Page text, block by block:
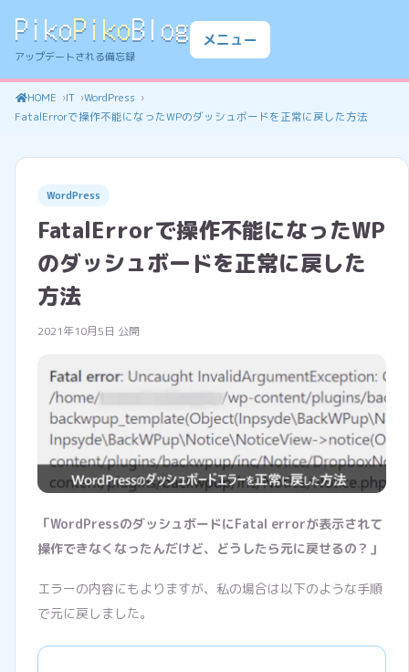
PikoPikoBlog
アップデートされる備忘録
メニュー
HOME IT
WordPress
FatalErrorで操作不能になったWPのダッシュボードを正常に戻した方法
WordPress
FatalErrorで操作不能になったWP
のダッシュボードを正常に戻した
方法
2021年10月5日 公開
「WordPressのダッシュボードにFatal errorが表示されて
操作できなくなったんだけど、どうしたら元に戻せるの？」
エラーの内容にもよりますが、私の場合は以下のような手順
で元に戻しました。